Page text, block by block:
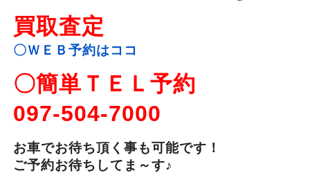
買取査定
〇ＷＥＢ予約はココ
〇簡単ＴＥＬ予約
097-504-7000
お車でお待ち頂く事も可能です！
ご予約お待ちしてま～す♪